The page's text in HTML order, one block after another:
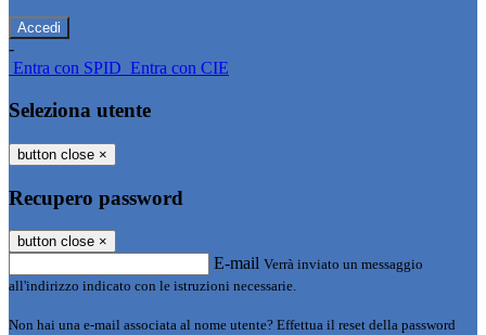
-
Entra con SPID Entra con CIE
Seleziona utente
button close ×
Recupero password
button close ×
E-mail Verrà inviato un messaggio
all'indirizzo indicato con le istruzioni necessarie.
Non hai una e-mail associata al nome utente? Effettua il reset della password